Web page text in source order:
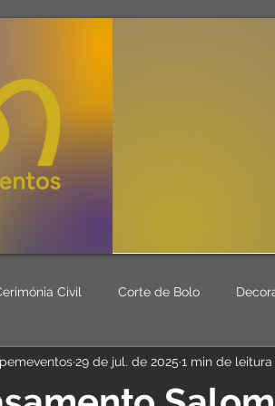
Civil Corte de Bolo
Seating Plan Eventos Aluguer
pemeventos29 de jul. de 2025 1 min de leitura